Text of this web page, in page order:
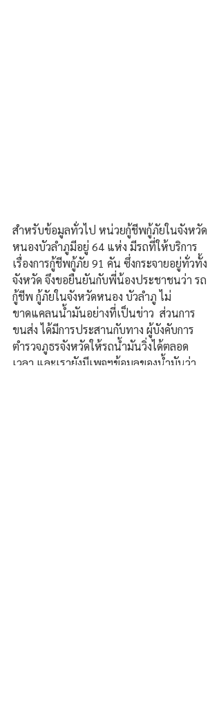
สำหรับข้อมูลทั่วไป หน่วยกู้ชีพกู้ภัยในจังหวัด
หนองบัวลำภูมีอยู่ 64 แห่ง มีรถที่ให้บริการ
เรื่องการกู้ชีพกู้ภัย 91 คัน ซึ่งกระจายอยู่ทั่วทั้ง
จังหวัด จึงขอยืนยันกับพี่น้องประชาชนว่า รถ
กู้ชีพ กู้ภัยในจังหวัดหนอง บัวลำภู ไม่
ขาดแคลนน้ำมันอย่างที่เป็นข่าว  ส่วนการ
ขนส่ง ได้มีการประสานกับทาง ผู้บังคับการ
ตำรวจภูธรจังหวัดให้รถน้ำมันวิ่งได้ตลอด
เวลา และเรายังมีเพจฯข้อมูลของน้ำมันว่า